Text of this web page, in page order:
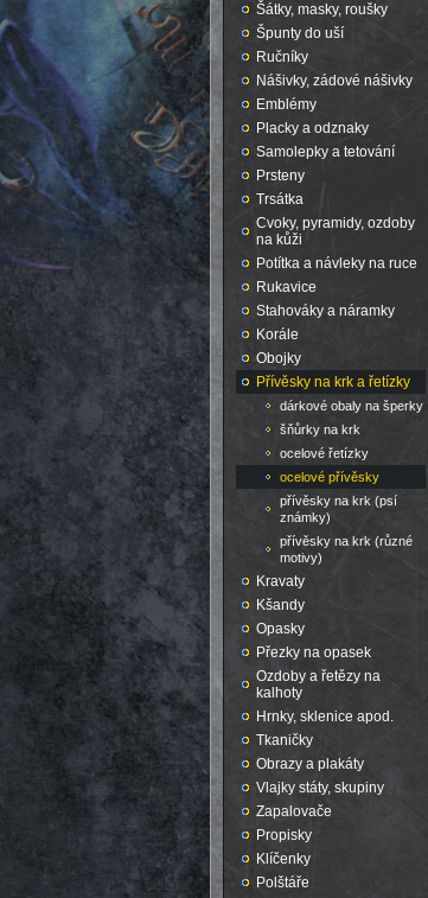
Šátky, masky, roušky
Špunty do uší
Ručníky
Nášivky, zádové nášivky
Emblémy
Placky a odznaky
Samolepky a tetování
Prsteny
Trsátka
Cvoky, pyramidy, ozdoby
na kůži
Potítka a návleky na ruce
Rukavice
Stahováky a náramky
Korále
Obojky
Přívěsky na krk a řetízky
dárkové obaly na šperky
šňůrky na krk
ocelové řetízky
ocelové přívěsky
přívěsky na krk (psí
známky)
přívěsky na krk (různé
motivy)
Kravaty
Kšandy
Opasky
Přezky na opasek
Ozdoby a řetězy na
kalhoty
Hrnky, sklenice apod.
Tkaničky
Obrazy a plakáty
Vlajky státy, skupiny
Zapalovače
Propisky
Klíčenky
Polštáře